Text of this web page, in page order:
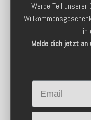
Werde Teil
in
Melde dich jetzt
Email